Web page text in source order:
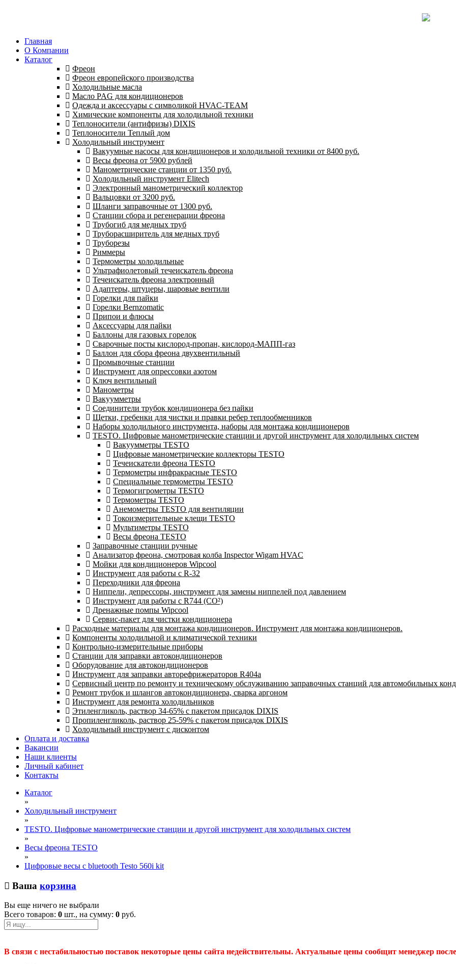
Главная
О Компании
Каталог
Фреон
Фреон европейского производства
Холодильные масла
Масло PAG для кондиционеров
Одежда и аксессуары с символикой HVAC-TEAM
Химические компоненты для холодильной техники
Теплоносители (антифризы) DIXIS
Теплоносители Теплый дом
Холодильный инструмент
Вакуумные насосы для кондиционеров и холодильной техники от 8400 руб.
Весы фреона от 5900 рублей
Манометрические станции от 1350 руб.
Холодильный инструмент Elitech
Электронный манометрический коллектор
Вальцовки от 3200 руб.
Шланги заправочные от 1300 руб.
Станции сбора и регенерации фреона
Трубогиб для медных труб
Труборасширитель для медных труб
Труборезы
Риммеры
Термометры холодильные
Ультрафиолетовый течеискатель фреона
Течеискатель фреона электронный
Адаптеры, штуцеры, шаровые вентили
Горелки для пайки
Горелки Bernzomatic
Припои и флюсы
Аксессуары для пайки
Баллоны для газовых горелок
Сварочные посты кислород-пропан, кислород-МАПП-газ
Баллон для сбора фреона двухвентильный
Промывочные станции
Инструмент для опрессовки азотом
Ключ вентильный
Манометры
Вакуумметры
Соединители трубок кондиционера без пайки
Щетки, гребенки для чистки и правки ребер теплообменников
Наборы холодильного инструмента, наборы для монтажа кондиционеров
TESTO. Цифровые манометрические станции и другой инструмент для холодильных систем
Вакуумметры TESTO
Цифровые манометрические коллекторы TESTO
Течеискатели фреона TESTO
Термометры инфракрасные TESTO
Специальные термометры TESTO
Термогигрометры TESTO
Термометры TESTO
Анемометры TESTO для вентиляции
Токоизмерительные клещи TESTO
Мультиметры TESTO
Весы фреона TESTO
Заправочные станции ручные
Анализатор фреона, смотровая колба Inspector Wigam HVAC
Мойки для кондиционеров Wipcool
Инструмент для работы с R-32
Переходники для фреона
Ниппели, депрессоры, инструмент для замены ниппелей под давлением
Инструмент для работы с R744 (CO²)
Дренажные помпы Wipcool
Сервис-пакет для чистки кондиционера
Расходные материалы для монтажа кондиционеров. Инструмент для монтажа кондиционеров.
Компоненты холодильной и климатической техники
Контрольно-измерительные приборы
Станции для заправки автокондиционеров
Оборудование для автокондиционеров
Инструмент для заправки авторефрижераторов R404a
Сервисный центр по ремонту и техническому обслуживанию заправочных станций для автомобильных
Ремонт трубок и шлангов автокондиционера, сварка аргоном
Инструмент для ремонта холодильников
Этиленгликоль, раствор 34-65% с пакетом присадок DIXIS
Пропиленгликоль, раствор 25-59% с пакетом присадок DIXIS
Холодильный инструмент с дисконтом
Оплата и доставка
Вакансии
Наши клиенты
Личный кабинет
Контакты
Каталог
»
Холодильный инструмент
»
TESTO. Цифровые манометрические станции и другой инструмент для холодильных систем
»
Весы фреона TESTO
»
Цифровые весы с bluetooth Testo 560i kit
Ваша корзина
Вы еще ничего не выбрали
Всего товаров: 0 шт., на сумму: 0 руб.
В связи с нестабильностью поставок некоторые цены сайта недействительны. Актуальные цены сообщит менеджер